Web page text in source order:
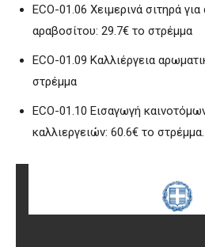
ECO-01.06 Χειμερινά σιτηρά
αραβοσίτου: 29.7€ το στρέμμα
ECO-01.09 Καλλιέργεια
στρέμμα
ECO-01.10 Εισαγωγή
καλλιεργειών: 60.6€ το στρέμμα.